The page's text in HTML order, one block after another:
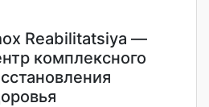
Reabilitatsiya —
комплексного